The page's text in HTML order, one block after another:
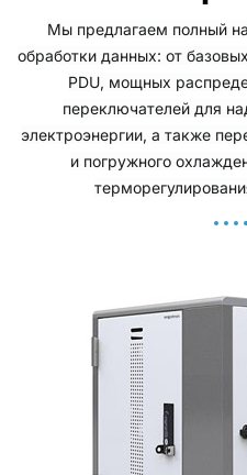
Мы предлагаем полный
обработки данных: от
PDU, мощных
переключателей для
электроэнергии, а также
и погружного